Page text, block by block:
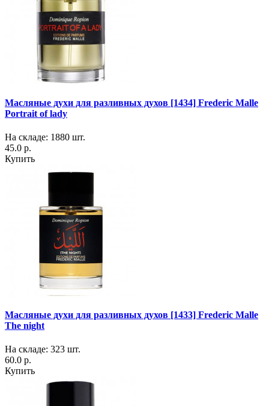
Масляные духи для разливных духов [1434] Frederic Malle
Portrait of lady
На складе: 1880 шт.
45.0 р.
Купить
Масляные духи для разливных духов [1433] Frederic Malle
The night
На складе: 323 шт.
60.0 р.
Купить